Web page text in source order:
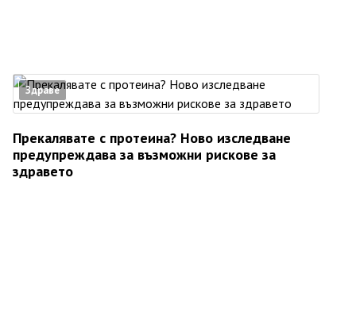
Здраве
Прекалявате с протеина? Ново изследване
предупреждава за възможни рискове за
здравето